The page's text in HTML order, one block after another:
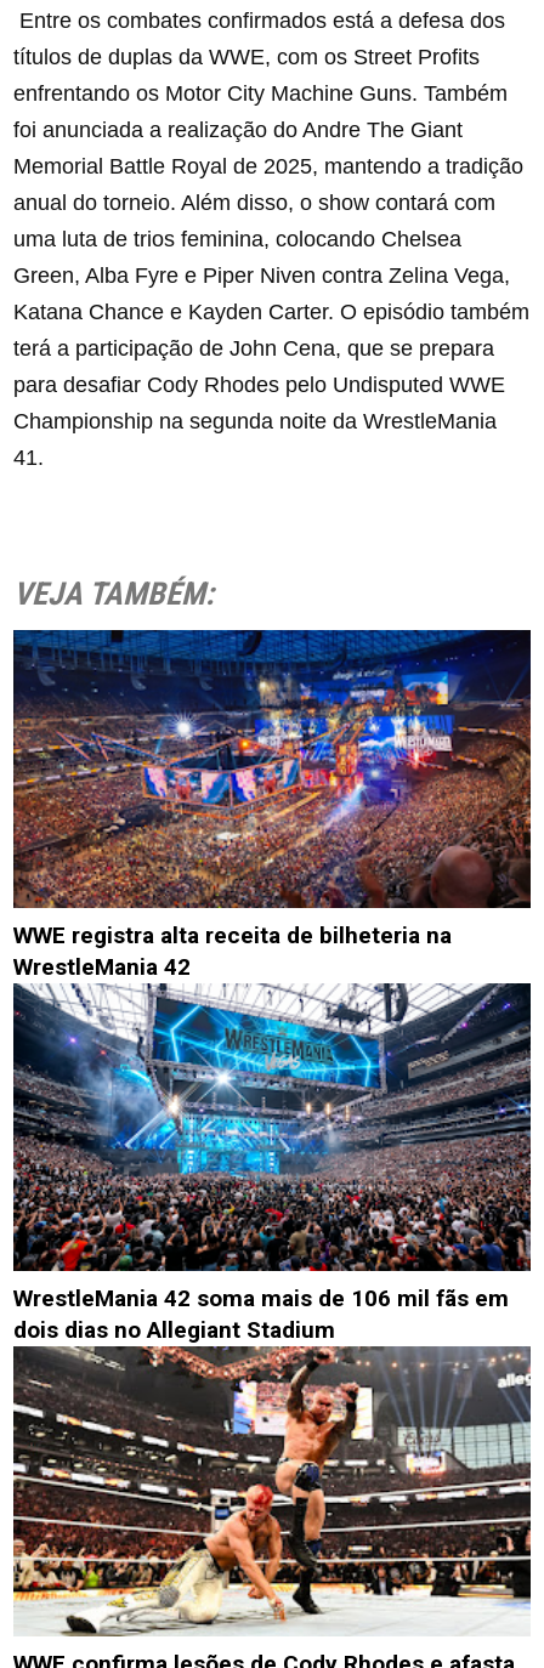
Entre os combates confirmados está a defesa dos
títulos de duplas da WWE, com os Street Profits
enfrentando os Motor City Machine Guns. Também
foi anunciada a realização do Andre The Giant
Memorial Battle Royal de 2025, mantendo a tradição
anual do torneio. Além disso, o show contará com
uma luta de trios feminina, colocando Chelsea
Green, Alba Fyre e Piper Niven contra Zelina Vega,
Katana Chance e Kayden Carter. O episódio também
terá a participação de John Cena, que se prepara
para desafiar Cody Rhodes pelo Undisputed WWE
Championship na segunda noite da WrestleMania
41.
VEJA TAMBÉM:
WWE registra alta receita de bilheteria na
WrestleMania 42
WrestleMania 42 soma mais de 106 mil fãs em
dois dias no Allegiant Stadium